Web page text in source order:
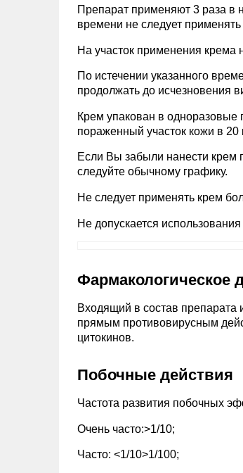
Препарат применяют 3 раза в
времени не следует
На участок применения крема
По истечении указанного
продолжать до исчезновения
Крем упакован в одноразовые
пораженный участок кожи в 20
Если Вы забыли нанести крем
следуйте обычному графику.
Не следует применять крем
Не допускается
Фармакологическое
Входящий в состав
прямым противовирусным
цитокинов.
Побочные действия
Частота развития побочных
Очень часто:>1/10;
Часто: <1/10>1/100;